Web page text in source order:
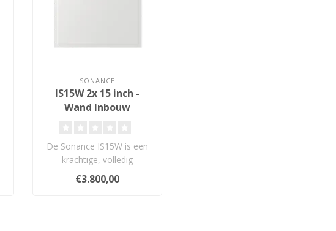
SONANCE
IS15W 2x 15 inch -
Wand Inbouw
De Sonance IS15W is een
krachtige, volledig
onzichtbare in-wall
subwoofer met du..
€3.800,00